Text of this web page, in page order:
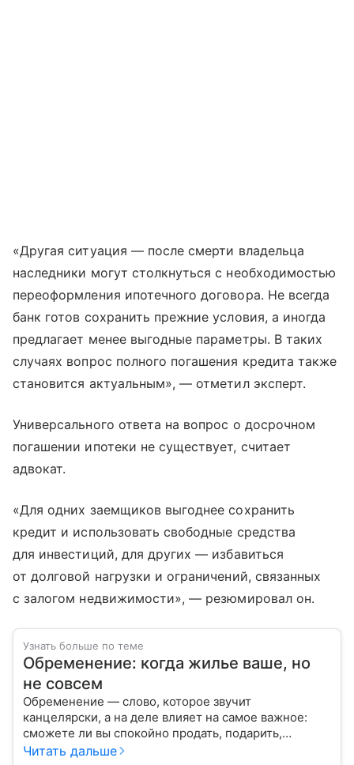
«Другая ситуация — после смерти владельца
наследники могут столкнуться с необходимостью
переоформления ипотечного договора. Не всегда
банк готов сохранить прежние условия, а иногда
предлагает менее выгодные параметры. В таких
случаях вопрос полного погашения кредита также
становится актуальным», — отметил эксперт.
Универсального ответа на вопрос о досрочном
погашении ипотеки не существует, считает
адвокат.
«Для одних заемщиков выгоднее сохранить
кредит и использовать свободные средства
для инвестиций, для других — избавиться
от долговой нагрузки и ограничений, связанных
с залогом недвижимости», — резюмировал он.
Узнать больше по теме
Обременение: когда жилье ваше, но
не совсем
Обременение — слово, которое звучит
канцелярски, а на деле влияет на самое важное:
сможете ли вы спокойно продать, подарить,
заложить или даже иногда нормально пользоваться
Читать дальше